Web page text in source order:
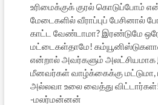
உரிமைக்குக் குரல் கொடுப்போம்
மேடைகளில் வீராப்புப் பேசினால்
காட்ட வேண்டாமா? இரண்டுமே
மட்டைகள்தாமே!
என்றால் அவர்களும் அலட்சியமாக
மீனவர்கள் வாழ்க்கைக்கு மட்டுமா,
அல்லவா உலை வைத்து
-மலர்மன்னன்